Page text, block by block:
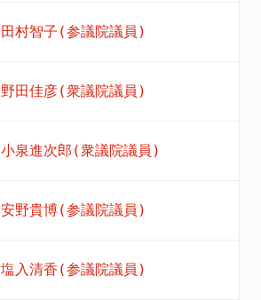
田村智子(参議院議員)
野田佳彦(衆議院議員)
小泉進次郎(衆議院議員)
安野貴博(参議院議員)
塩入清香(参議院議員)